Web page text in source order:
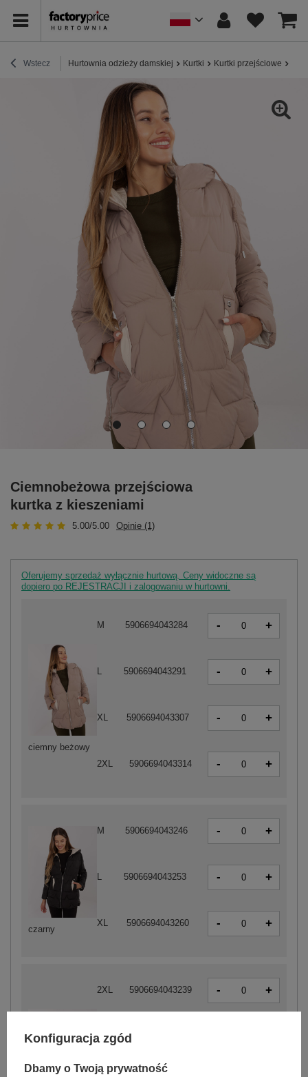
Wstecz Hurtownia odzieży damskiej Kurtki Kurtki przejściowe
Ciemnobeżowa przejściowa
kurtka z kieszeniami
5.00/5.00 Opinie (1)
Oferujemy sprzedaż wyłącznie hurtową. Ceny widoczne są
dopiero po REJESTRACJI i zalogowaniu w hurtowni.
ciemny beżowy
M 5906694043284 - +
L 5906694043291 - +
XL 5906694043307 - +
2XL 5906694043314 - +
czarny
M 5906694043246 - +
L 5906694043253 - +
XL 5906694043260 - +
2XL 5906694043239 - +
M 5906694043208
Konfiguracja zgód
Dbamy o Twoją prywatność